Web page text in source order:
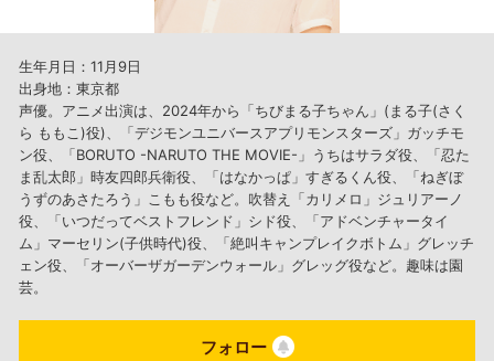
生年月日：11月9日
出身地：東京都
声優。アニメ出演は、2024年から「ちびまる子ちゃん」(まる子(さく
ら ももこ)役)、「デジモンユニバースアプリモンスターズ」ガッチモ
ン役、「BORUTO -NARUTO THE MOVIE-」うちはサラダ役、「忍た
ま乱太郎」時友四郎兵衛役、「はなかっぱ」すぎるくん役、「ねぎぼ
うずのあさたろう」こもも役など。吹替え「カリメロ」ジュリアーノ
役、「いつだってベストフレンド」シド役、「アドベンチャータイ
ム」マーセリン(子供時代)役、「絶叫キャンプレイクボトム」グレッチ
ェン役、「オーバーザガーデンウォール」グレッグ役など。趣味は園
芸。
フォロー